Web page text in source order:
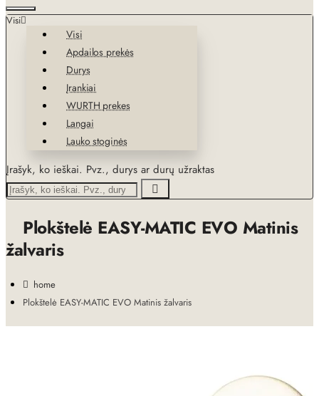
Visi
Visi
Apdailos prekės
Durys
Įrankiai
WURTH prekes
Langai
Lauko stoginės
Įrašyk, ko ieškai. Pvz., durys ar durų užraktas
Plokštelė EASY-MATIC EVO Matinis
žalvaris
home
Plokštelė EASY-MATIC EVO Matinis žalvaris